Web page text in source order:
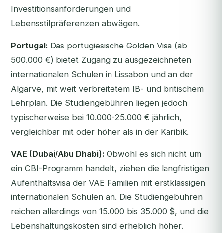
Investitionsanforderungen und
Lebensstilpräferenzen abwägen.
Portugal: Das portugiesische Golden Visa (ab
500.000 €) bietet Zugang zu ausgezeichneten
internationalen Schulen in Lissabon und an der
Algarve, mit weit verbreitetem IB- und britischem
Lehrplan. Die Studiengebühren liegen jedoch
typischerweise bei 10.000-25.000 € jährlich,
vergleichbar mit oder höher als in der Karibik.
VAE (Dubai/Abu Dhabi): Obwohl es sich nicht um
ein CBI-Programm handelt, ziehen die langfristigen
Aufenthaltsvisa der VAE Familien mit erstklassigen
internationalen Schulen an. Die Studiengebühren
reichen allerdings von 15.000 bis 35.000 $, und die
Lebenshaltungskosten sind erheblich höher.